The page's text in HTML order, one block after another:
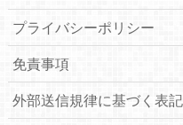
プライバシーポリシー
免責事項
外部送信規律に基づく表記